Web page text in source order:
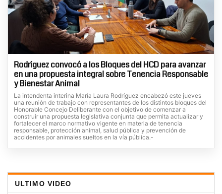
Rodríguez convocó a los Bloques del HCD para avanzar
en una propuesta integral sobre Tenencia Responsable
y Bienestar Animal
La intendenta interina María Laura Rodríguez encabezó este jueves
una reunión de trabajo con representantes de los distintos bloques del
Honorable Concejo Deliberante con el objetivo de comenzar a
construir una propuesta legislativa conjunta que permita actualizar y
fortalecer el marco normativo vigente en materia de tenencia
responsable, protección animal, salud pública y prevención de
accidentes por animales sueltos en la vía pública.-
ULTIMO VIDEO